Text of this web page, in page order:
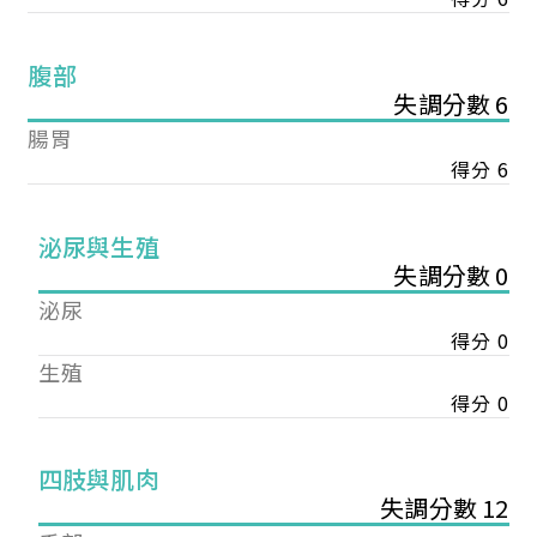
腹部
失調分數 6
腸胃
得分 6
泌尿與生殖
失調分數 0
泌尿
得分 0
生殖
得分 0
四肢與肌肉
失調分數 12
您已成功送出會員申請
您好，您的會員申請，已成功送出，經本協會理事